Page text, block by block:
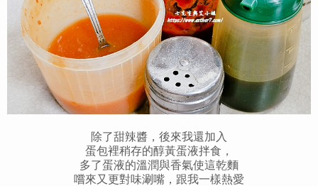
除了甜辣醬，後來我還加入
蛋包裡稍存的醇黃蛋液拌食，
多了蛋液的溫潤與香氣使這乾麵
嚐來又更對味涮嘴，跟我一樣熱愛